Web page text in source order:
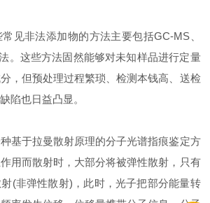
非法添加物的方法主要包括GC-MS、
。这些方法固然能够对未知样品进行定量
，但预处理过程繁琐、检测本钱高、送检
陷也日益凸显。
于拉曼散射原理的分子光谱指痕鉴定方
用而散射时，大部分将被弹性散射，只有
(非弹性散射)，此时，光子把部分能量转